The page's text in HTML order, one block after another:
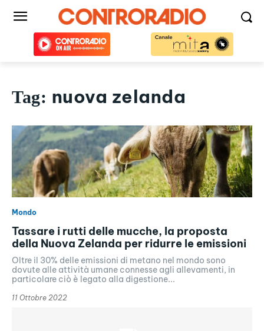
Tag: nuova zelanda
Mondo
Tassare i rutti delle mucche, la proposta
della Nuova Zelanda per ridurre le emissioni
Oltre il 30% delle emissioni di metano nel mondo sono
dovute alle attività umane connesse agli allevamenti, in
particolare ciò è legato alla digestione...
11 Ottobre 2022